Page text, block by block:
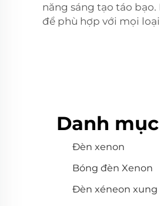
năng sáng tạo táo
để phù hợp với mọi
Danh
Đèn xenon
Bóng đèn Xenon
Đèn xéneon xung